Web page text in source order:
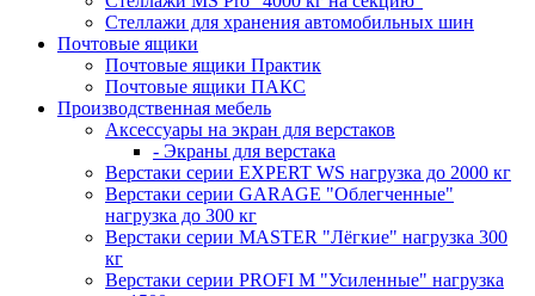
Стеллажи для хранения автомобильных шин
Почтовые ящики
Почтовые ящики Практик
Почтовые ящики ПАКС
Производственная мебель
Аксессуары на экран для верстаков
- Экраны для верстака
Верстаки серии EXPERT WS нагрузка до 2000 кг
Верстаки серии GARAGE "Облегченные"
нагрузка до 300 кг
Верстаки серии MASTER "Лёгкие" нагрузка 300
кг
Верстаки серии PROFI M "Усиленные" нагрузка